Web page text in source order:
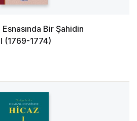
Esnasında Bir Şahidin
(1769-1774)